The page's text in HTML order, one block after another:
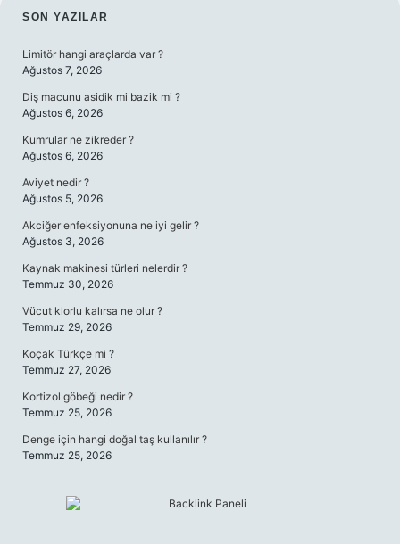
SIDEBAR
SON YAZILAR
Limitör hangi araçlarda var ?
Ağustos 7, 2026
Diş macunu asidik mi bazik mi ?
Ağustos 6, 2026
Kumrular ne zikreder ?
Ağustos 6, 2026
Aviyet nedir ?
Ağustos 5, 2026
Akciğer enfeksiyonuna ne iyi gelir ?
Ağustos 3, 2026
Kaynak makinesi türleri nelerdir ?
Temmuz 30, 2026
Vücut klorlu kalırsa ne olur ?
Temmuz 29, 2026
Koçak Türkçe mi ?
Temmuz 27, 2026
Kortizol göbeği nedir ?
Temmuz 25, 2026
Denge için hangi doğal taş kullanılır ?
Temmuz 25, 2026